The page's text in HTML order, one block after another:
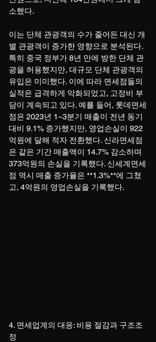
소했다.
이는 단체 관광객의 수가 줄어든 대신 개
별 관광객이 증가한 영향으로 분석된다.
특히 중국 정부가 8년 만에 방한 단체 관
광을 허용했지만, 대규모 단체 관광객의
유입은 미미했다. 이에 따라 면세점들의
실적은 급격하게 악화되었고, 고정비 부
담이 계속되고 있다. 예를 들어, 롯데면세
점은 2023년 1~3분기 매출이 전년 동기
대비 9.1% 증가했지만, 영업손실이 922
억원에 달해 적자 전환했다. 신라면세점
은 같은 기간 매출액이 14.7% 감소하며
373억원의 손실을 기록했다. 신세계면세
점 역시 매출 증가율은 **1.3%**에 그쳤
고, 4억원의 영업손실을 기록했다.
4. 면세업계의 대응: 비용 절감과 구조조
정